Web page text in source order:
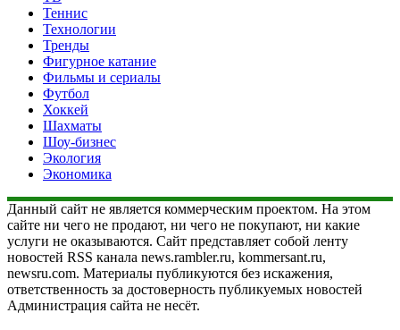
Теннис
Технологии
Тренды
Фигурное катание
Фильмы и сериалы
Футбол
Хоккей
Шахматы
Шоу-бизнес
Экология
Экономика
Данный сайт не является коммерческим проектом. На этом
сайте ни чего не продают, ни чего не покупают, ни какие
услуги не оказываются. Сайт представляет собой ленту
новостей RSS канала news.rambler.ru, kommersant.ru,
newsru.com. Материалы публикуются без искажения,
ответственность за достоверность публикуемых новостей
Администрация сайта не несёт.